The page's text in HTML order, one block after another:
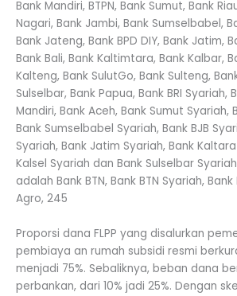
Bank Mandiri, BTPN, Bank Sumut, Bank
Nagari, Bank Jambi, Bank Sumselbabel,
Bank Jateng, Bank BPD DIY, Bank Jatim,
Bank Bali, Bank Kaltimtara, Bank Kalbar,
Kalteng, Bank SulutGo, Bank Sulteng,
Sulselbar, Bank Papua, Bank BRI Syariah,
Mandiri, Bank Aceh, Bank Sumut Syariah,
Bank Sumselbabel Syariah, Bank BJB
Syariah, Bank Jatim Syariah, Bank
Kalsel Syariah dan Bank Sulselbar
adalah Bank BTN, Bank BTN Syariah, Bank
Agro, 245
Proporsi dana FLPP yang disalurkan
pembiaya an rumah subsidi resmi
menjadi 75%. Sebaliknya, beban dana
perbankan, dari 10% jadi 25%. Dengan